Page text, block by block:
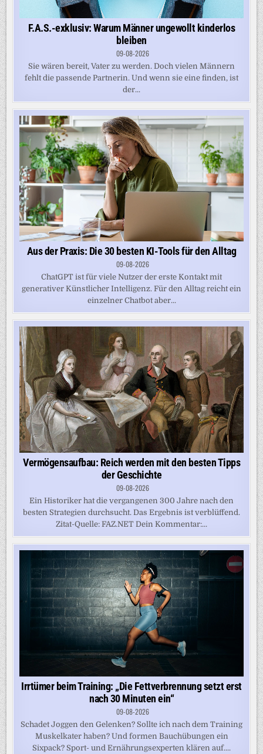
F.A.S.-exklusiv: Warum Männer ungewollt kinderlos
bleiben
09-08-2026
Sie wären bereit, Vater zu werden. Doch vielen Männern
fehlt die passende Partnerin. Und wenn sie eine finden, ist
der...
Aus der Praxis: Die 30 besten KI-Tools für den Alltag
09-08-2026
ChatGPT ist für viele Nutzer der erste Kontakt mit
generativer Künstlicher Intelligenz. Für den Alltag reicht ein
einzelner Chatbot aber...
Vermögensaufbau: Reich werden mit den besten Tipps
der Geschichte
09-08-2026
Ein Historiker hat die vergangenen 300 Jahre nach den
besten Strategien durchsucht. Das Ergebnis ist verblüffend.
Zitat-Quelle: FAZ.NET Dein Kommentar:...
Irrtümer beim Training: „Die Fettverbrennung setzt erst
nach 30 Minuten ein“
09-08-2026
Schadet Joggen den Gelenken? Sollte ich nach dem Training
Muskelkater haben? Und formen Bauchübungen ein
Sixpack? Sport- und Ernährungsexperten klären auf....